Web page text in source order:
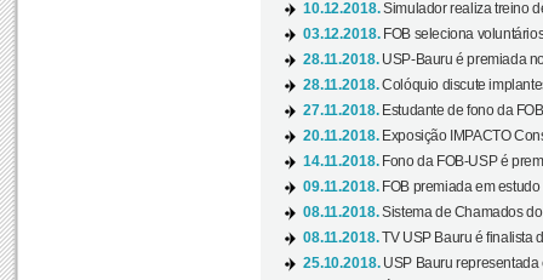
10.12.2018.Simulador realiza treino
03.12.2018. FOB seleciona
28.11.2018. USP-Bauru é premiada
28.11.2018.Colóquio discute
27.11.2018. Estudante de fono da
20.11.2018. Exposição IMPACTO
14.11.2018. Fono da FOB-USP é
09.11.2018. FOB premiada em estudo
08.11.2018.Sistema de Chamados
08.11.2018.TV USP Bauru é finalista
25.10.2018. USP Bauru representada